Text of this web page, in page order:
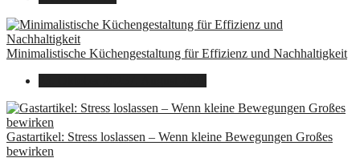
Minimalistische Küchengestaltung für Effizienz und Nachhaltigkeit
Gastartikel: Stress loslassen – Wenn kleine Bewegungen Großes
bewirken